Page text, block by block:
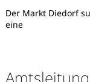
Der Markt Diedorf
eine